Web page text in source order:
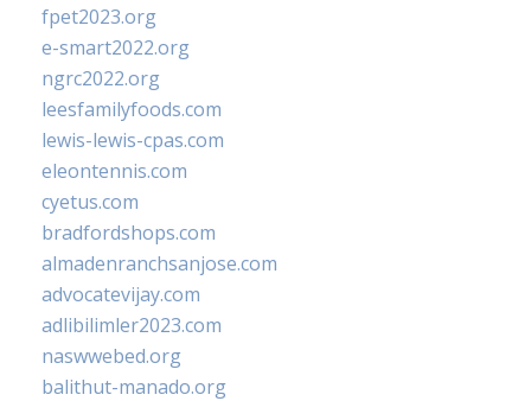
fpet2023.org
e-smart2022.org
ngrc2022.org
leesfamilyfoods.com
lewis-lewis-cpas.com
eleontennis.com
cyetus.com
bradfordshops.com
almadenranchsanjose.com
advocatevijay.com
adlibilimler2023.com
naswwebed.org
balithut-manado.org